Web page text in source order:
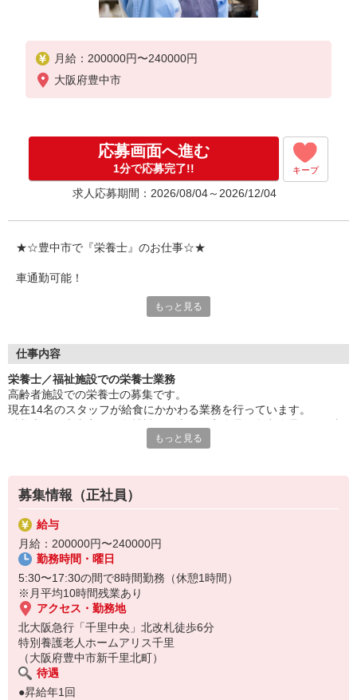
月給：200000円〜240000円
大阪府豊中市
応募画面へ進む
1分で応募完了!! キープ
求人応募期間：2026/08/04～2026/12/04
★☆豊中市で『栄養士』のお仕事☆★
車通勤可能！
＼＼イフスコヘルスケアはこんな会社です／／
サービス
サービス
●保育分野：健康な体づくりと健全な食習慣づくりのための食事
サービス
幅広い経験と高い技術力を活かし、
★カフェ・レストラン経験者の方も活躍中！
★ハローワークにも掲載中の求人です！
★Iターン・Uターン歓迎！
★料理が好きな方にピッタリ！
★家事炊事！
もっと見る
仕事内容
栄養士／福祉施設での栄養士業務
高齢者施設での栄養士の募集です。
現在14名のスタッフが給食にかかわる業務を行っています。
務処理、調理や盛付などの厨房での業務もあります。
支社のインストラクターや献立チームもフォローしますので安心し
てご応募ください。
資格を活かし、ご利用者様に笑顔をお届けするお食事を一緒に作っ
ていきませんか？
もっと見る
募集情報（正社員）
給与
月給：200000円〜240000円
勤務時間・曜日
5:30〜17:30の間で8時間勤務（休憩1時間）
※月平均10時間残業あり
アクセス・勤務地
北大阪急行「千里中央」北改札徒歩6分
特別養護老人ホームアリス千里
（大阪府豊中市新千里北町）
待遇
●昇給年1回